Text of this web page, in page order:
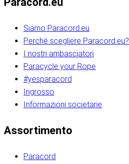
Siamo Paracord.eu
Perché scegliere Paracord.eu?
I nostri ambasciatori
Paracycle your Rope
#yesparacord
Ingrosso
Informazioni societarie​​​​‌ ‍ ​‍​‍‌‍ ‌ ​‍‌‍‍‌‌‍‌ ‌‍‍‌‌‍ ‍​‍​‍​ ‍‍​‍​‍‌ ​ ‌‍​‌‌‍ ‍‌‍‍‌‌ ‌​‌ ‍‌​‍ ‍‌‍‍‌‌‍ ​‍​‍​‍ ​​‍​‍‌‍‍​‌ ​‍‌‍‌‌‌‍‌‍​‍​‍​ ‍‍​‍​‍‌‍‍​‌ ‌​‌ ‌​‌ ​​‌ ​ ​ ‍‍​‍ ​‍ ‌ ​​‌‍​‌‌ ​‍‌‍​‌‌‍​ ‌‍ ‌ ​‍‌‍‌​​‍ ‍‌ ​ ‌‍​‌‌‍ ‍‌‍‍‌‌ ‌​‌ ‍‌​‍ ‍‌ ​ ‌ ‌​‌ ‌‌‌‍‌​‌‍‍‌‌‍ ​‍ ‌‍‍‌‌‍ ‍‌ ‌​‌‍‌‌‌‍ ‍‌ ‌​​‍ ‌‍‌‌‌‍‌​‌‍‍‌‌ ‌​​‍ ‌‍ ‌‌‍ ‌‍‌​‌‍‌‌​ ‌‌ ​​‌ ​‍‌‍‌‌‌ ​ ‌‍‌‌‌‍ ‍‌ ‌​‌‍​‌‌ ‌​‌‍‍‌‌‍ ‌‍ ‍​ ‍ ‌‍‍‌‌‍‌​​ ‌‌‍‌‍‌‍ ‌‍ ‌ ‌​‌‍‌‌‌ ​‍​‍ ‌‌‍​‍‌ ​‍‌‍​‌‌‍ ‍‌‍‌​​‍ ‌‌‍‍‌‌‍ ‌‌ ​​‌ ​‍‌‍‍‌‌‍ ‍‌ ‌​​ ‍ ‌ ‌​‌ ‍‌‌ ​​‌‍‌‌​ ‌‌ ‌​‌ ​‍‌‍​‌‌‍ ‍‌ ​ ‌‍ ​‌‍​‌‌ ‌​‌‍‌‌‌‍‌​​‍ ‌‌‍ ‌‌‍‌‌‌ ​ ‌ ​ ‌‍​‌‌‍‌ ‌‍‌‌​ ‍ ‌ ​​‌‍​‌‌ ‌​‌‍‍​​ ‌‌ ‌‍‌‍​‌‌‍ ​‌ ‌‌‌‍‌‌​‍ ‍‌‍‍‌‌ ‌​‌‌ ‌​‍‌‌‌‌​​ ‌‍​‍‌‍​‌‌ ​ ‌‍‌‌‌‌‌‌‌ ​‍‌‍ ​​ ‌‌‍‍​‌ ‌​‌ ‌​‌ ​​‌ ​ ​‍‌‌​ ​ ‌​​‌​‍‌‌​ ​‍‌​‌‍​‍‌‌​ ​‍‌​‌‍‌ ​​‌‍​‌‌ ​‍‌‍​‌‌‍​ ‌‍ ‌ ​‍‌‍‌​​‍ ‍‌ ​ ‌‍​‌‌‍ ‍‌‍‍‌‌ ‌​‌ ‍‌​‍ ‍‌ ​ ‌ ‌​‌ ‌‌‌‍‌​‌‍‍‌‌‍ ​‍‌‍‌‍‍‌‌‍‌​​ ‌‌‍‌‍‌‍ ‌‍ ‌ ‌​‌‍‌‌‌ ​‍​‍ ‌‌‍​‍‌ ​‍‌‍​‌‌‍ ‍‌‍‌​​‍ ‌‌‍‍‌‌‍ ‌‌ ​​‌ ​‍‌‍‍‌‌‍ ‍‌ ‌​​‍‌‍‌ ‌​‌ ‍‌‌ ​​‌‍‌‌​ ‌‌ ‌​‌ ​‍‌‍​‌‌‍ ‍‌ ​ ‌‍ ​‌‍​‌‌ ‌​‌‍‌‌‌‍‌​​‍ ‌‌‍ ‌‌‍‌‌‌ ​ ‌ ​ ‌‍​‌‌‍‌ ‌‍‌‌​‍‌‍‌ ​​‌‍​‌‌ ‌​‌‍‍​​ ‌‌ ‌‍‌‍​‌‌‍ ​‌ ‌‌‌‍‌‌​‍ ‍‌‍‍‌‌ ‌​‌‌ ‌​‍‌‌‌‌​​‍‌‍‌ ​​‌‍‌‌‌ ​‍‌ ​ ‌ ​​‌‍‌‌‌‍​ ‌ ‌​‌‍‍‌‌ ‌‍‌‍‌‌​ ‌‌ ​​‌ ‌‌‌‍​‍‌‍ ​‌‍‍‌‌ ​ ‌‍‍​‌‍‌‌‌‍‌​​‍​‍‌ ‌​​​​‌ ‍ ​‍​‍‌‍ ‌ ​‍‌‍‍‌‌‍‌ ‌‍‍‌‌‍ ‍​‍​‍​ ‍‍​‍​‍‌ ​ ‌‍​‌‌‍ ‍‌‍‍‌‌ ‌​‌ ‍‌​‍ ‍‌‍‍‌‌‍ ​‍​‍​‍ ​​‍​‍‌‍‍​‌ ​‍‌‍‌‌‌‍‌‍​‍​‍​ ‍‍​‍​‍‌‍‍​‌ ‌​‌ ‌​‌ ​​‌ ​ ​ ‍‍​‍ ​‍ ‌ ​​‌‍​‌‌ ​‍‌‍​‌‌‍​ ‌‍ ‌ ​‍‌‍‌​​‍ ‍‌ ​ ‌‍​‌‌‍ ‍‌‍‍‌‌ ‌​‌ ‍‌​‍ ‍‌ ​ ‌ ‌​‌ ‌‌‌‍‌​‌‍‍‌‌‍ ​‍ ‌‍‍‌‌‍ ‍‌ ‌​‌‍‌‌‌‍ ‍‌ ‌​​‍ ‌‍‌‌‌‍‌​‌‍‍‌‌ ‌​​‍ ‌‍ ‌‌‍ ‌‍‌​‌‍‌‌​ ‌‌ ​​‌ ​‍‌‍‌‌‌ ​ ‌‍‌‌‌‍ ‍‌ ‌​‌‍​‌‌ ‌​‌‍‍‌‌‍ ‌‍ ‍​ ‍ ‌‍‍‌‌‍‌​​ ‌‌‍‌‍‌‍ ‌‍ ‌ ‌​‌‍‌‌‌ ​‍​‍ ‌‌‍​‍‌ ​‍‌‍​‌‌‍ ‍‌‍‌​​‍ ‌‌‍‍‌‌‍ ‌‌ ​​‌ ​‍‌‍‍‌‌‍ ‍‌ ‌​​ ‍ ‌ ‌​‌ ‍‌‌ ​​‌‍‌‌​ ‌‌ ‌​‌ ​‍‌‍​‌‌‍ ‍‌ ​ ‌‍ ​‌‍​‌‌ ‌​‌‍‌‌‌‍‌​​‍ ‌‌‍ ‌‌‍‌‌‌ ​ ‌ ​ ‌‍​‌‌‍‌ ‌‍‌‌​ ‍ ‌ ​​‌‍​‌‌ ‌​‌‍‍​​ ‌‌ ‌‍‌‍​‌‌‍ ​‌ ‌‌‌‍‌‌​‍ ‍‌‍‍‌‌ ‌​‌‌ ‌​‍‌‌‌‌​​ ‌‍​‍‌‍​‌‌ ​ ‌‍‌‌‌‌‌‌‌ ​‍‌‍ ​​ ‌‌‍‍​‌ ‌​‌ ‌​‌ ​​‌ ​ ​‍‌‌​ ​ ‌​​‌​‍‌‌​ ​‍‌​‌‍​‍‌‌​ ​‍‌​‌‍‌ ​​‌‍​‌‌ ​‍‌‍​‌‌‍​ ‌‍ ‌ ​‍‌‍‌​​‍ ‍‌ ​ ‌‍​‌‌‍ ‍‌‍‍‌‌ ‌​‌ ‍‌​‍ ‍‌ ​ ‌ ‌​‌ ‌‌‌‍‌​‌‍‍‌‌‍ ​‍‌‍‌‍‍‌‌‍‌​​ ‌‌‍‌‍‌‍ ‌‍ ‌ ‌​‌‍‌‌‌ ​‍​‍ ‌‌‍​‍‌ ​‍‌‍​‌‌‍ ‍‌‍‌​​‍ ‌‌‍‍‌‌‍ ‌‌ ​​‌ ​‍‌‍‍‌‌‍ ‍‌ ‌​​‍‌‍‌ ‌​‌ ‍‌‌ ​​‌‍‌‌​ ‌‌ ‌​‌ ​‍‌‍​‌‌‍ ‍‌ ​ ‌‍ ​‌‍​‌‌ ‌​‌‍‌‌‌‍‌​​‍ ‌‌‍ ‌‌‍‌‌‌ ​ ‌ ​ ‌‍​‌‌‍‌ ‌‍‌‌​‍‌‍‌ ​​‌‍​‌‌ ‌​‌‍‍​​ ‌‌ ‌‍‌‍​‌‌‍ ​‌ ‌‌‌‍‌‌​‍ ‍‌‍‍‌‌ ‌​‌‌ ‌​‍‌‌‌‌​​‍‌‍‌ ​​‌‍‌‌‌ ​‍‌ ​ ‌ ​​‌‍‌‌‌‍​ ‌ ‌​‌‍‍‌‌ ‌‍‌‍‌‌​ ‌‌ ​​‌ ‌‌‌‍​‍‌‍ ​‌‍‍‌‌ ​ ‌‍‍​‌‍‌‌‌‍‌​​‍​‍‌ ‌
Assortimento
Paracord